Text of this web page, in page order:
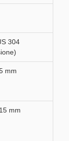
304
mm
mm